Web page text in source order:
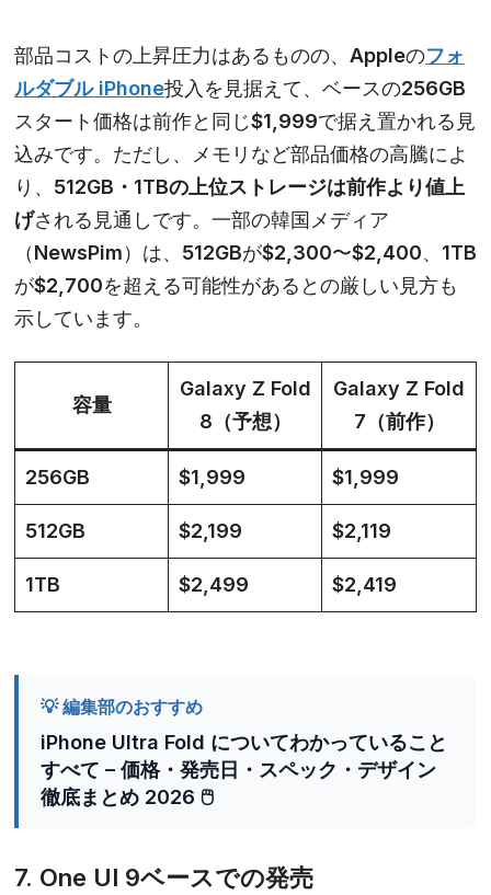
部品コストの上昇圧力はあるものの、Appleのフォ
ルダブル iPhone投入を見据えて、ベースの256GB
スタート価格は前作と同じ$1,999で据え置かれる見
込みです。ただし、メモリなど部品価格の高騰によ
り、 512GB・1TBの上位ストレージは前作より値上
げされる見通しです。一部の韓国メディア
（NewsPim）は、512GBが$2,300〜$2,400、1TB
が$2,700を超える可能性があるとの厳しい見方も
示しています。
容量
Galaxy Z Fold
8（予想）
Galaxy Z Fold
7（前作）
256GB $1,999 $1,999
512GB $2,199 $2,119
1TB $2,499 $2,419
💡 編集部のおすすめ
iPhone Ultra Fold についてわかっていること
すべて – 価格・発売日・スペック・デザイン
徹底まとめ 2026 🖱️
7. One UI 9ベースでの発売